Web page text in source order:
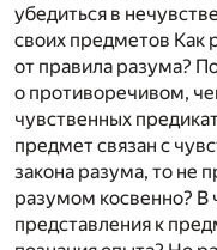
убедиться в
своих предметов Как
от правила разума?
о противоречивом,
чувственных
предмет связан с
закона разума, то не
разумом косвенно? В
представления к